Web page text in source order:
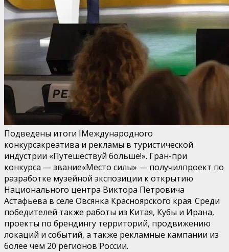
Подведены итоги IМеждународного
конкурсакреатива и рекламы в туристической
индустрии «Путешествуй больше!». Гран-при
конкурса — звание«Место силы» — получилпроект по
разработке музейной экспозиции к открытию
Национального центра Виктора Петровича
Астафьева в селе Овсянка Красноярского края. Среди
победителей также работы из Китая, Кубы и Ирана,
проекты по брендингу территорий, продвижению
локаций и событий, а также рекламные кампании из
более чем 20 регионов России.